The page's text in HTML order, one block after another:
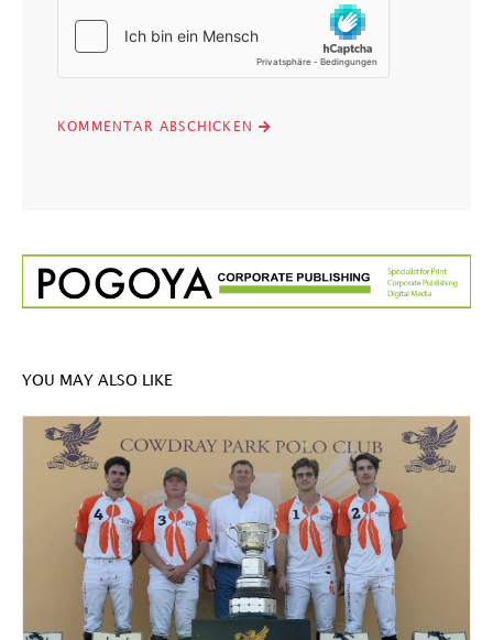
YOU MAY ALSO LIKE